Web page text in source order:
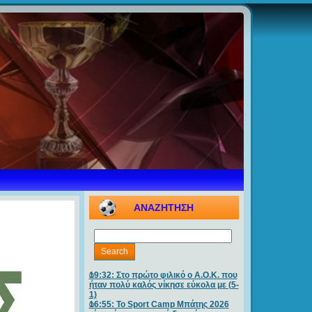
ΑΝΑΖΗΤΗΣΗ
19:32: Στο πρώτο φιλικό ο Α.Ο.Κ. που
ήταν πολύ καλός νίκησε εύκολα με (5-
1)
16:55: Το Sport Camp Μπάτης 2026